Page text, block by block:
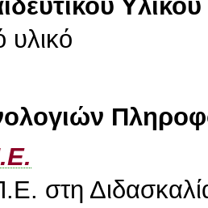
υλικό
στη